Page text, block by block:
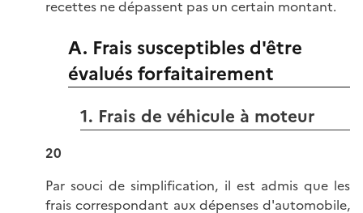
recettes ne dépassent pas un certain montant.
A. Frais susceptibles d'être
évalués forfaitairement
1. Frais de véhicule à moteur
20
Par souci de simplification, il est admis que les
frais correspondant aux dépenses d'automobile,